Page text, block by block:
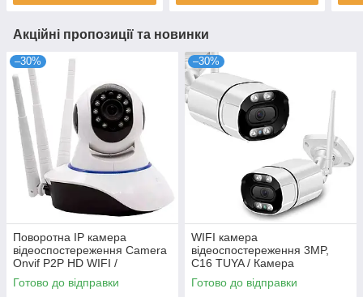
Акційні пропозиції та новинки
–30%
Поворотна IP камера
відеоспостереження Camera
Onvif P2P HD WIFI /
Бездротова камера
відеоспостереження
Готово до відправки
–30%
WIFI камера
відеоспостереження 3MP,
C16 TUYA / Камера
зовнішнього спостереження з
датчиком руху
Готово до відправки